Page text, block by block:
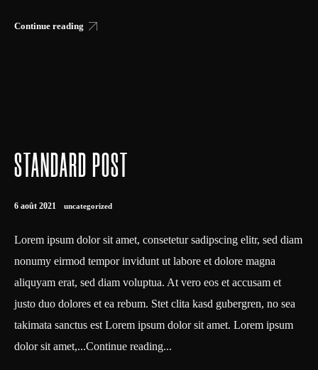
Continue reading
STANDARD POST
6 août 2021 uncategorized
Lorem ipsum dolor sit amet, consetetur sadipscing elitr, sed diam
nonumy eirmod tempor invidunt ut labore et dolore magna
aliquyam erat, sed diam voluptua. At vero eos et accusam et
justo duo dolores et ea rebum. Stet clita kasd gubergren, no sea
takimata sanctus est Lorem ipsum dolor sit amet. Lorem ipsum
dolor sit amet,...Continue reading...